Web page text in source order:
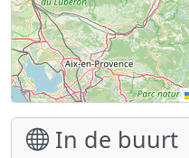
In de buurt